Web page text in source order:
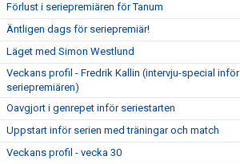
Förlust i seriepremiären för Tanum
Äntligen dags för seriepremiär!
Läget med Simon Westlund
Veckans profil - Fredrik Kallin (intervju-special inför
seriepremiären)
Oavgjort i genrepet inför seriestarten
Uppstart inför serien med träningar och match
Veckans profil - vecka 30